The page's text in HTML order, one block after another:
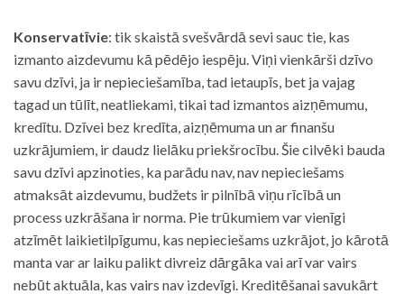
Konservatīvie: tik skaistā svešvārdā sevi sauc tie, kas
izmanto aizdevumu kā pēdējo iespēju. Viņi vienkārši dzīvo
savu dzīvi, ja ir nepieciešamība, tad ietaupīs, bet ja vajag
tagad un tūlīt, neatliekami, tikai tad izmantos aizņēmumu,
kredītu. Dzīvei bez kredīta, aizņēmuma un ar finanšu
uzkrājumiem, ir daudz lielāku priekšrocību. Šie cilvēki bauda
savu dzīvi apzinoties, ka parādu nav, nav nepieciešams
atmaksāt aizdevumu, budžets ir pilnībā viņu rīcībā un
process uzkrāšana ir norma. Pie trūkumiem var vienīgi
atzīmēt laikietilpīgumu, kas nepieciešams uzkrājot, jo kārotā
manta var ar laiku palikt divreiz dārgāka vai arī var vairs
nebūt aktuāla, kas vairs nav izdevīgi. Kreditēšanai savukārt